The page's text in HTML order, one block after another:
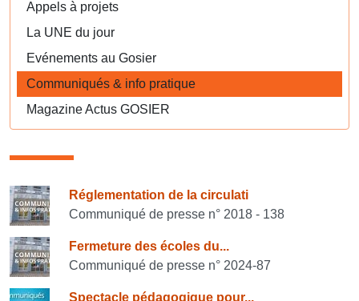
Appels à projets
La UNE du jour
Evénements au Gosier
Communiqués & info pratique
Magazine Actus GOSIER
Consulter également
Réglementation de la circulati
Communiqué de presse n° 2018 - 138
Fermeture des écoles du...
Communiqué de presse n° 2024-87
Spectacle pédagogique pour...